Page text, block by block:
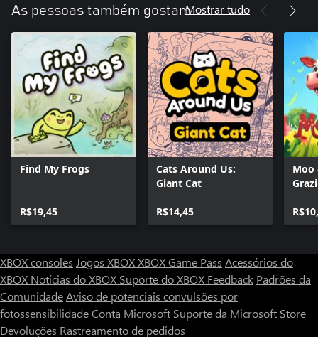
As pessoas também gostamMostrar tudo
Find My Frogs
R$19,45
Cats Around Us:
Giant Cat
R$14,45
Moo
XBOX consoles Jogos XBOXXBOX Game Pass Acessórios do
XBOX Notícias do XBOX Suporte do XBOX Feedback Padrões da
ComunidadeAviso de potenciais convulsões por
fotossensibilidadeConta Microsoft Suporte da Microsoft Store
Devoluções Rastreamento de pedidos